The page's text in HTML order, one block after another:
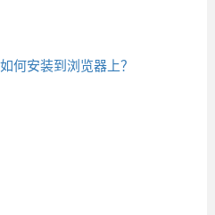
何安装到浏览器上？